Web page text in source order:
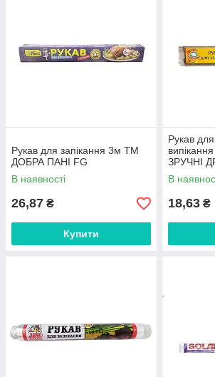
Рукав для запікання 3м ТМ
ДОБРА ПАНІ FG
В наявності
26,87 ₴
Купити
Рукав
ЗРУЧНІ
В
18,63 ₴